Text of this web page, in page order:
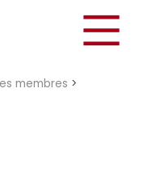
membres >